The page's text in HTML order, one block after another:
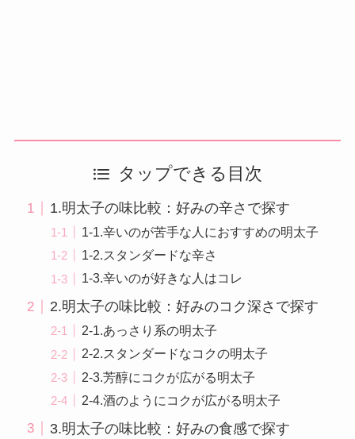
タップできる目次
1.明太子の味比較：好みの辛さで探す
1-1.辛いのが苦手な人におすすめの明太子
1-2.スタンダードな辛さ
1-3.辛いのが好きな人はコレ
2.明太子の味比較：好みのコク深さで探す
2-1.あっさり系の明太子
2-2.スタンダードなコクの明太子
2-3.芳醇にコクが広がる明太子
2-4.酒のようにコクが広がる明太子
3.明太子の味比較：好みの食感で探す